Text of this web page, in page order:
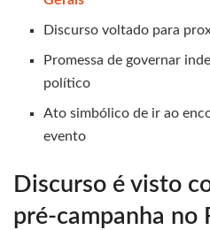
Discurso voltado para
Promessa de governar
político
Ato simbólico de ir ao
evento
Discurso é visto
pré-campanha no